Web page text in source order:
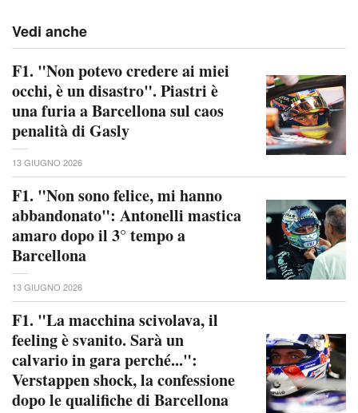
Vedi anche
F1. "Non potevo credere ai miei
occhi, è un disastro". Piastri è
una furia a Barcellona sul caos
penalità di Gasly
13 GIUGNO 2026
F1. "Non sono felice, mi hanno
abbandonato": Antonelli mastica
amaro dopo il 3° tempo a
Barcellona
13 GIUGNO 2026
F1. "La macchina scivolava, il
feeling è svanito. Sarà un
calvario in gara perché...":
Verstappen shock, la confessione
dopo le qualifiche di Barcellona